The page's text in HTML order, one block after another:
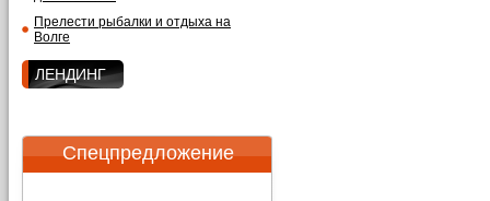
Прелести рыбалки и отдыха на
Волге
ЛЕНДИНГ
Спецпредложение